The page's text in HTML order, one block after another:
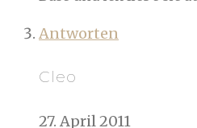
Antworten
Cleo
27. April 2011